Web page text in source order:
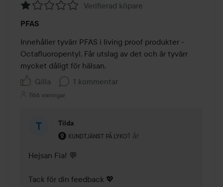
1
av
5
Verifierad köpare
PFAS
Innehåller tyvärr PFAS i living proof produkter -
Octafluoropentyl. Får utslag av det och är tyvärr
mycket dåligt för hälsan.
Gilla
1 kommentar
1166 visningar
Tilda
KUNDTJÄNST PÅ LYKO
Användarens roll: Kundtjänst på Lyko.
1 år
Kommentaren lades 1 år
Hejsan Fia! 💬
Tack för din feedback 💖